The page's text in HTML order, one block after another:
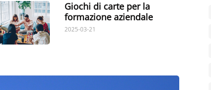
Giochi di carte per la
formazione aziendale
2025-03-21